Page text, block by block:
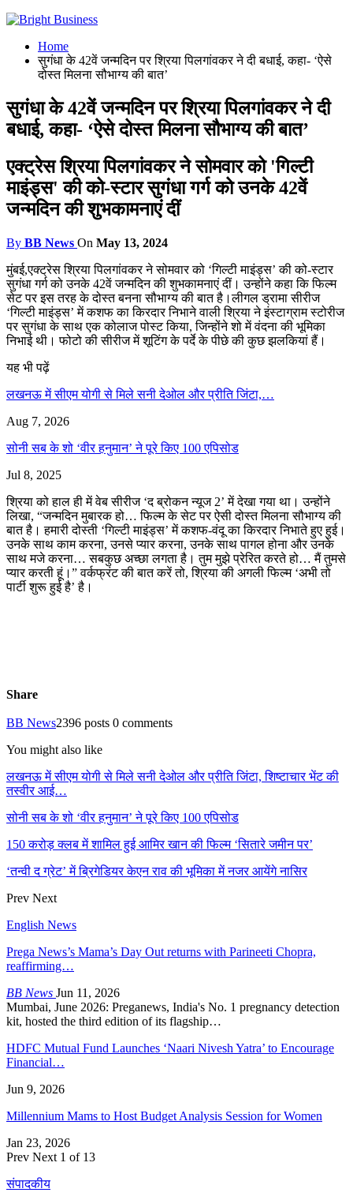
Home
सुगंधा के 42वें जन्मदिन पर श्रिया पिलगांवकर ने दी बधाई, कहा- ‘ऐसे
दोस्त मिलना सौभाग्य की बात’
सुगंधा के 42वें जन्मदिन पर श्रिया पिलगांवकर ने दी
बधाई, कहा- ‘ऐसे दोस्त मिलना सौभाग्य की बात’
एक्ट्रेस श्रिया पिलगांवकर ने सोमवार को 'गिल्टी
माइंड्स' की को-स्टार सुगंधा गर्ग को उनके 42वें
जन्मदिन की शुभकामनाएं दीं
By BB News On May 13, 2024
मुंबई,एक्ट्रेस श्रिया पिलगांवकर ने सोमवार को ‘गिल्टी माइंड्स’ की को-स्टार
सुगंधा गर्ग को उनके 42वें जन्मदिन की शुभकामनाएं दीं। उन्होंने कहा कि फिल्म
सेट पर इस तरह के दोस्त बनना सौभाग्य की बात है।लीगल ड्रामा सीरीज
‘गिल्टी माइंड्स’ में कशफ का किरदार निभाने वाली श्रिया ने इंस्टाग्राम स्टोरीज
पर सुगंधा के साथ एक कोलाज पोस्ट किया, जिन्होंने शो में वंदना की भूमिका
निभाई थी। फोटो की सीरीज में शूटिंग के पर्दे के पीछे की कुछ झलकियां हैं।
यह भी पढ़ें
लखनऊ में सीएम योगी से मिले सनी देओल और प्रीति जिंटा,…
Aug 7, 2026
सोनी सब के शो ‘वीर हनुमान’ ने पूरे किए 100 एपिसोड
Jul 8, 2025
श्रिया को हाल ही में वेब सीरीज ‘द ब्रोकन न्यूज 2’ में देखा गया था। उन्होंने
लिखा, “जन्मदिन मुबारक हो… फिल्म के सेट पर ऐसी दोस्त मिलना सौभाग्य की
बात है। हमारी दोस्ती ‘गिल्टी माइंड्स’ में कशफ-वंदू का किरदार निभाते हुए हुई।
उनके साथ काम करना, उनसे प्यार करना, उनके साथ पागल होना और उनके
साथ मजे करना… सबकुछ अच्छा लगता है। तुम मुझे प्रेरित करते हो… मैं तुमसे
प्यार करती हूं।” वर्कफ्रंट की बात करें तो, श्रिया की अगली फिल्म ‘अभी तो
पार्टी शुरू हुई है’ है।
Share
BB News2396 posts 0 comments
You might also like
लखनऊ में सीएम योगी से मिले सनी देओल और प्रीति जिंटा, शिष्टाचार भेंट की
तस्वीर आई…
सोनी सब के शो ‘वीर हनुमान’ ने पूरे किए 100 एपिसोड
150 करोड़ क्लब में शामिल हुई आमिर खान की फिल्म ‘सितारे जमीन पर’
‘तन्वी द ग्रेट’ में ब्रिगेडियर केएन राव की भूमिका में नजर आयेंगे नासिर
Prev Next
English News
Prega News’s Mama’s Day Out returns with Parineeti Chopra,
reaffirming…
BB News Jun 11, 2026
Mumbai, June 2026: Preganews, India's No. 1 pregnancy detection
kit, hosted the third edition of its flagship…
HDFC Mutual Fund Launches ‘Naari Nivesh Yatra’ to Encourage
Financial…
Jun 9, 2026
Millennium Mams to Host Budget Analysis Session for Women
Jan 23, 2026
Prev Next 1 of 13
संपादकीय